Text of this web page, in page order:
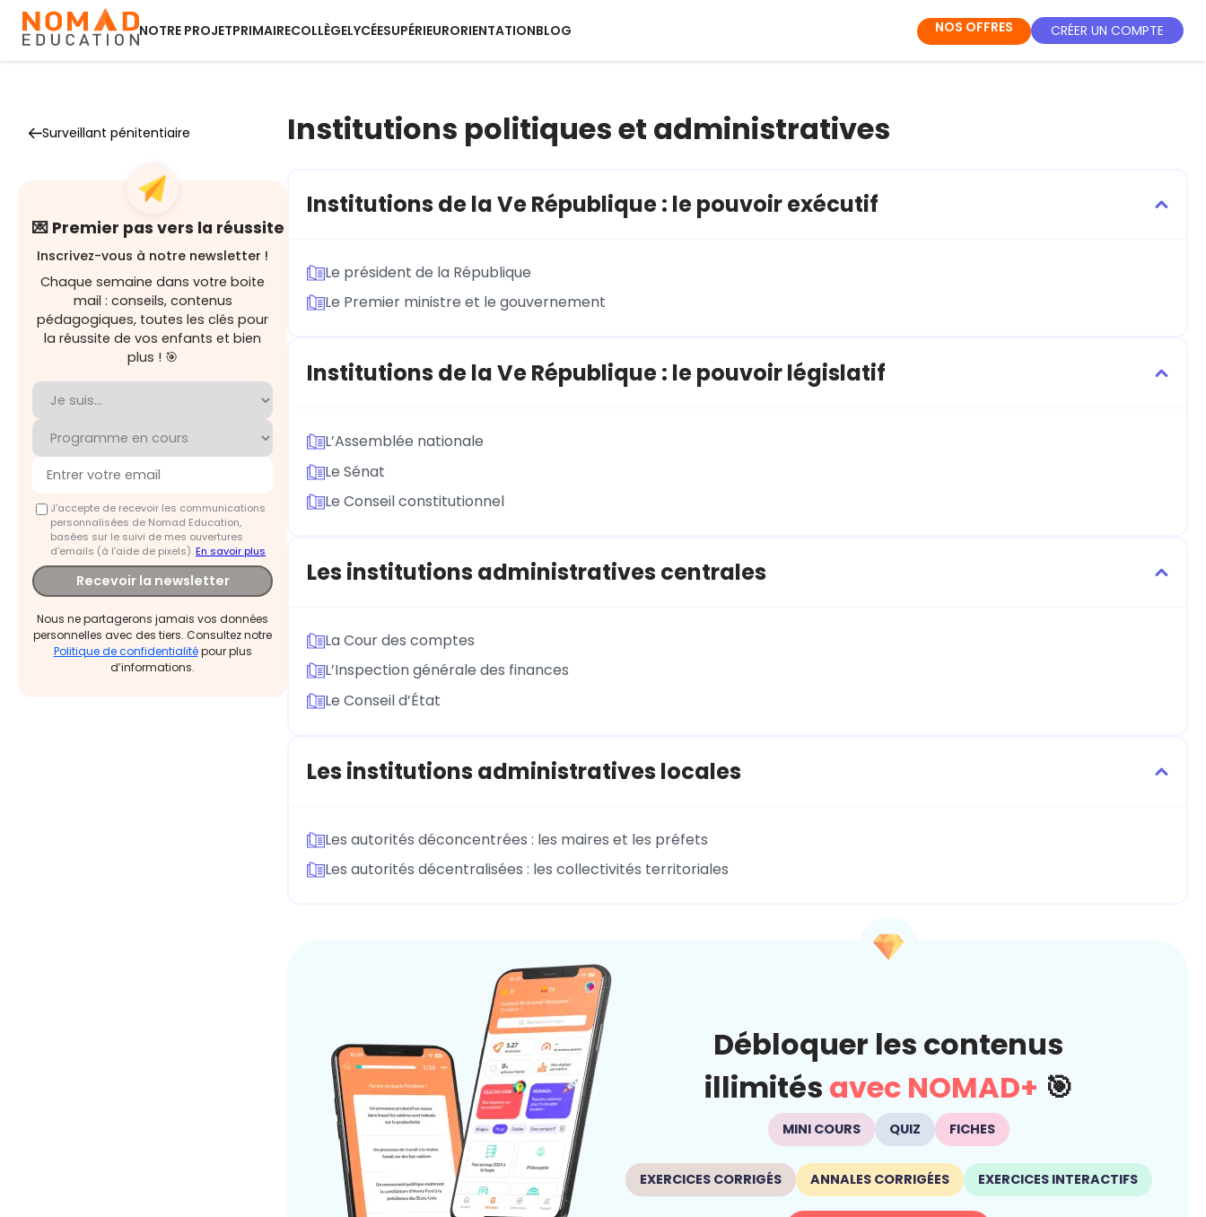
NOTRE PROJETPRIMAIRECOLLÈGELYCÉESUPÉRIEURORIENTATIONBLOG NOS OFFRES CRÉER UN COMPTE
Surveillant pénitentiaire
💌 Premier pas vers la réussite
Inscrivez-vous à notre newsletter !
Chaque semaine dans votre boite
mail : conseils, contenus
pédagogiques, toutes les clés pour
la réussite de vos enfants et bien
plus ! 🎯
J'accepte de recevoir les communications
personnalisées de Nomad Education,
basées sur le suivi de mes ouvertures
d'emails (à l’aide de pixels).En savoir plus
Recevoir la newsletter
Nous ne partagerons jamais vos données
personnelles avec des tiers. Consultez notre
Politique de confidentialitépour plus
d’informations.
Institutions politiques et administratives
Institutions de la Ve République : le pouvoir exécutif
Le président de la République
Le Premier ministre et le gouvernement
Institutions de la Ve République : le pouvoir législatif
L’Assemblée nationale
Le Sénat
Le Conseil constitutionnel
Les institutions administratives centrales
La Cour des comptes
L’Inspection générale des finances
Le Conseil d’État
Les institutions administratives locales
Les autorités déconcentrées : les maires et les préfets
Les autorités décentralisées : les collectivités territoriales
Débloquer les contenus
illimités avec NOMAD+ 🎯
MINI COURS QUIZ FICHES
EXERCICES CORRIGÉS ANNALES CORRIGÉES EXERCICES INTERACTIFS